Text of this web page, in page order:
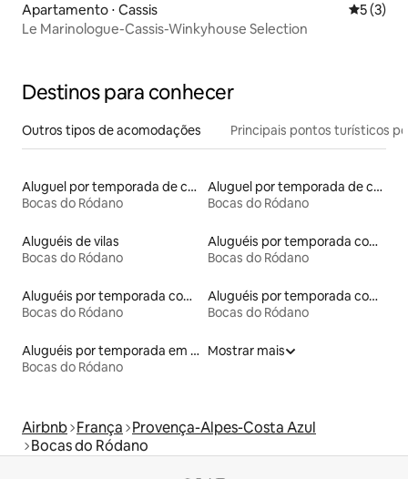
Apartamento ⋅ Cassis 5 de
5 (3)
Le Marinologue-Cassis-Winkyhouse Selection
Destinos para conhecer
Outros tipos de acomodações Principais pontos turísticos
Aluguel por temporada de castelos
Bocas do Ródano
Aluguel por temporada de casas de hóspedes
Bocas do Ródano
Aluguéis de vilas
Bocas do Ródano
Aluguéis por temporada com acesso ao lago
Bocas do Ródano
Aluguéis por temporada com acesso à praia
Bocas do Ródano
Aluguéis por temporada com caiaque
Bocas do Ródano
Aluguéis por temporada em albergue
Bocas do Ródano
Mostrar mais
Airbnb França Provença-Alpes-Costa Azul
Bocas do Ródano